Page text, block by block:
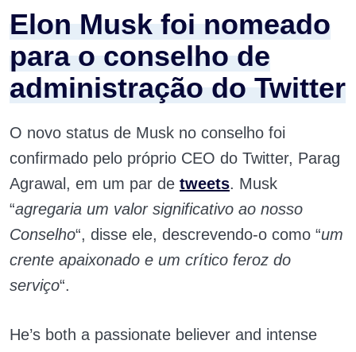
Elon Musk foi nomeado
para o conselho de
administração do Twitter
O novo status de Musk no conselho foi
confirmado pelo próprio CEO do Twitter, Parag
Agrawal, em um par de tweets. Musk
“agregaria um valor significativo ao nosso
Conselho“, disse ele, descrevendo-o como “um
crente apaixonado e um crítico feroz do
serviço“.
He’s both a passionate believer and intense